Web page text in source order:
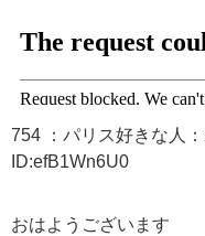
754 ：パリス好きな人
ID:efB1Wn6U0
おはようございます